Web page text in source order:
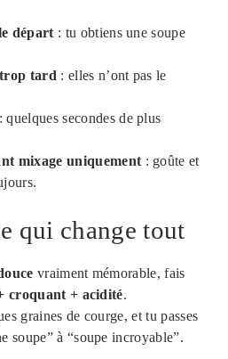
départ : tu obtiens une soupe
tard : elles n’ont pas le
: quelques secondes de plus
mixage uniquement : goûte et
qui change tout
vraiment mémorable, fais
croquant + acidité.
graines de courge, et tu passes
soupe” à “soupe incroyable”.